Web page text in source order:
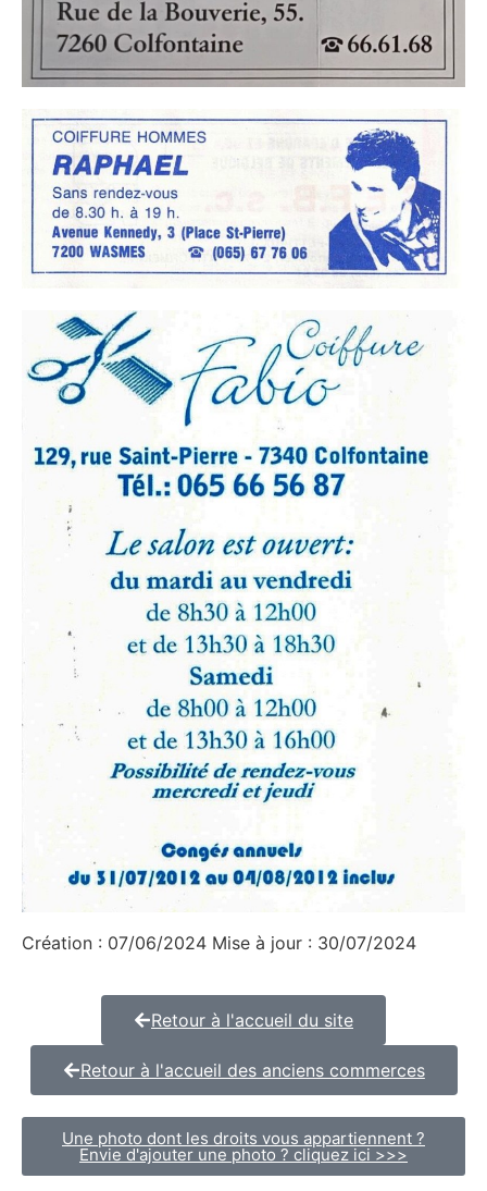
Création : 07/06/2024 Mise à jour : 30/07/2024
Retour à l'accueil du site
Retour à l'accueil des anciens commerces
Une photo dont les droits vous appartiennent ?
Envie d'ajouter une photo ? cliquez ici >>>